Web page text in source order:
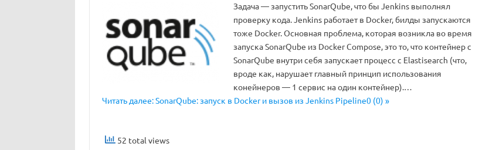
Задача — запустить SonarQube, что бы Jenkins выполнял
проверку кода. Jenkins работает в Docker, билды запускаются
тоже Docker. Основная проблема, которая возникла во время
запуска SonarQube из Docker Compose, это то, что контейнер с
SonarQube внутри себя запускает процесс с Elastisearch (что,
вроде как, нарушает главный принцип использования
конейнеров — 1 сервис на один контейнер).…
Читать далее: SonarQube: запуск в Docker и вызов из Jenkins Pipeline0 (0) »
52 total views